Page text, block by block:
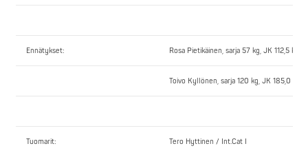
Ennätykset: Rosa Pietikäinen, sarja 57 kg, JK 112,5 kg
Toivo Kyllönen, sarja 120 kg, JK 185,0 kg
Tuomarit: Tero Hyttinen / Int.Cat I